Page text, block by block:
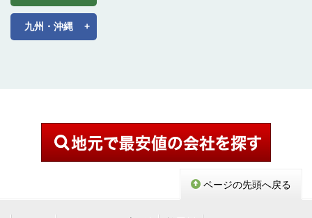
九州・沖縄
ページの先頭へ戻る